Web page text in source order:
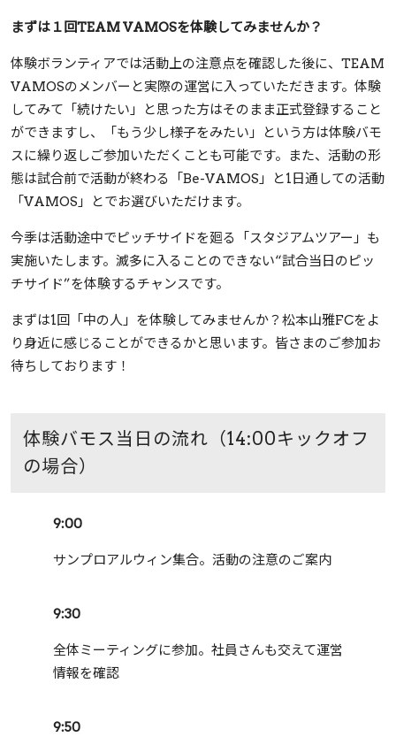
まずは１回TEAM VAMOSを体験してみませんか？
体験ボランティアでは活動上の注意点を確認した後に、TEAM
VAMOSのメンバーと実際の運営に入っていただきます。体験
してみて「続けたい」と思った方はそのまま正式登録すること
ができますし、「もう少し様子をみたい」という方は体験バモ
スに繰り返しご参加いただくことも可能です。また、活動の形
態は試合前で活動が終わる「Be-VAMOS」と1日通しての活動
「VAMOS」とでお選びいただけます。
今季は活動途中でピッチサイドを廻る「スタジアムツアー」も
実施いたします。滅多に入ることのできない“試合当日のピッ
チサイド”を体験するチャンスです。
まずは1回「中の人」を体験してみませんか？松本山雅FCをよ
り身近に感じることができるかと思います。皆さまのご参加お
待ちしております！
体験バモス当日の流れ（14:00キックオフ
の場合）
9:00
サンプロアルウィン集合。活動の注意のご案内
9:30
全体ミーティングに参加。社員さんも交えて運営
情報を確認
9:50